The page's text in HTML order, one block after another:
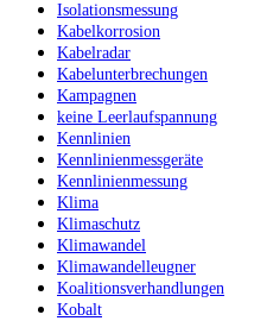
Isolationsmessung
Kabelkorrosion
Kabelradar
Kabelunterbrechungen
Kampagnen
keine Leerlaufspannung
Kennlinien
Kennlinienmessgeräte
Kennlinienmessung
Klima
Klimaschutz
Klimawandel
Klimawandelleugner
Koalitionsverhandlungen
Kobalt